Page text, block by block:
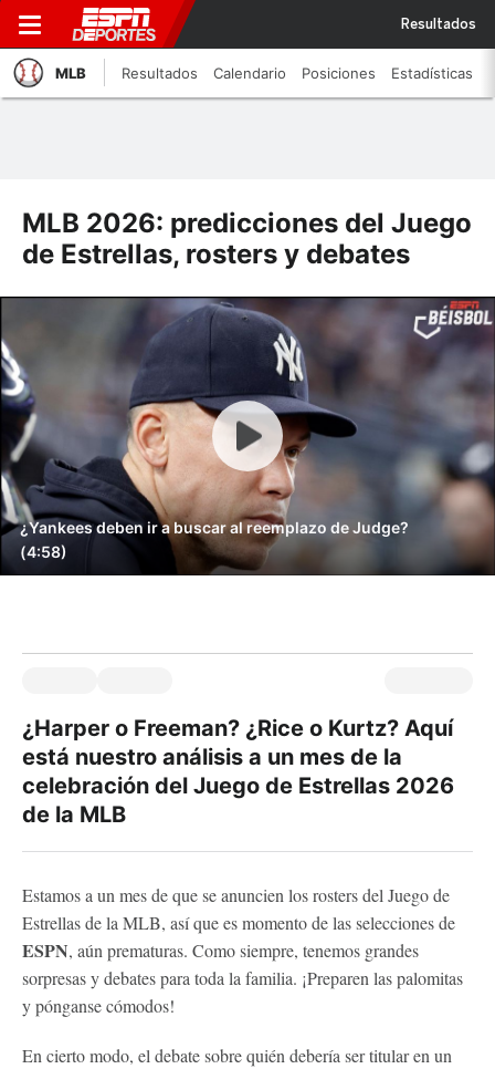
Resultados
MLB Resultados Calendario Posiciones Estadísticas
MLB 2026: predicciones del Juego
de Estrellas, rosters y debates
¿Yankees deben ir a buscar al reemplazo de Judge?
(4:58)
¿Harper o Freeman? ¿Rice o Kurtz? Aquí
está nuestro análisis a un mes de la
celebración del Juego de Estrellas 2026
de la MLB
Estamos a un mes de que se anuncien los rosters del Juego de
Estrellas de la MLB, así que es momento de las selecciones de
ESPN, aún prematuras. Como siempre, tenemos grandes
sorpresas y debates para toda la familia. ¡Preparen las palomitas
y pónganse cómodos!
En cierto modo, el debate sobre quién debería ser titular en un